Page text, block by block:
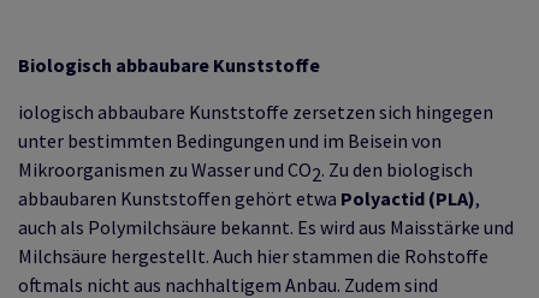
Biologisch abbaubare Kunststoffe
iologisch abbaubare Kunststoffe zersetzen sich hingegen
unter bestimmten Bedingungen und im Beisein von
Mikroorganismen zu Wasser und CO2. Zu den biologisch
abbaubaren Kunststoffen gehört etwa Polyactid (PLA),
auch als Polymilchsäure bekannt. Es wird aus Maisstärke und
Milchsäure hergestellt. Auch hier stammen die Rohstoffe
oftmals nicht aus nachhaltigem Anbau. Zudem sind